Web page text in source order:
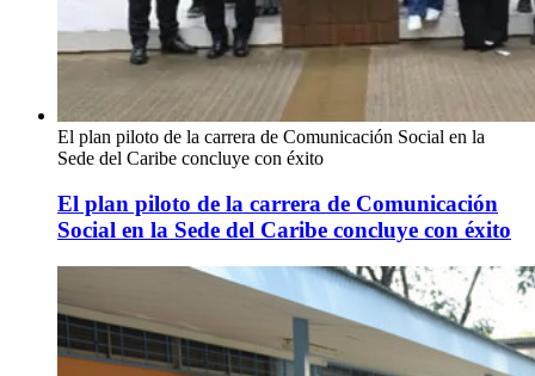
El plan piloto de la carrera de Comunicación Social en la
Sede del Caribe concluye con éxito
El plan piloto de la carrera de Comunicación
Social en la Sede del Caribe concluye con éxito